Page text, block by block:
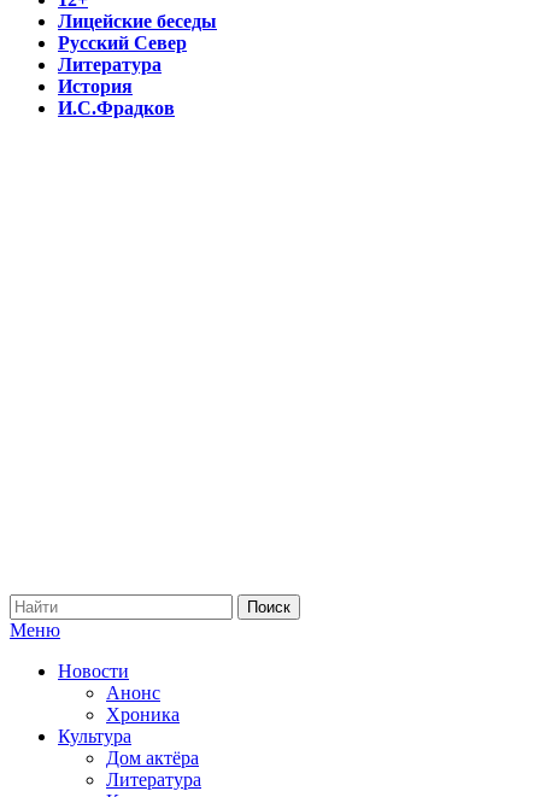
Лицейские беседы
Русский Север
Литература
История
И.С.Фрадков
Меню
Новости
Анонс
Хроника
Культура
Дом актёра
Литература